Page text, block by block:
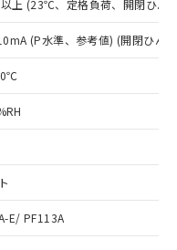
上 (23℃、定格負荷、開閉ひん
(P水準、参考値) (開閉ひん
E/ PF113A
リスト作成サー
れている必要が
について、当社
者が、当社の製
お客様との取
で利用すること
は、"個人情報
の「1.共同利
れている法人を
。
ロード
基準）
含有を証明す
深刻な影響を
。
売部門へお問
わる関係者が違
ある場合は、取
。
た在庫状況の
ない機種